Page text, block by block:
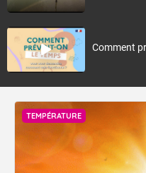
Comment
TEMPÉRATURE